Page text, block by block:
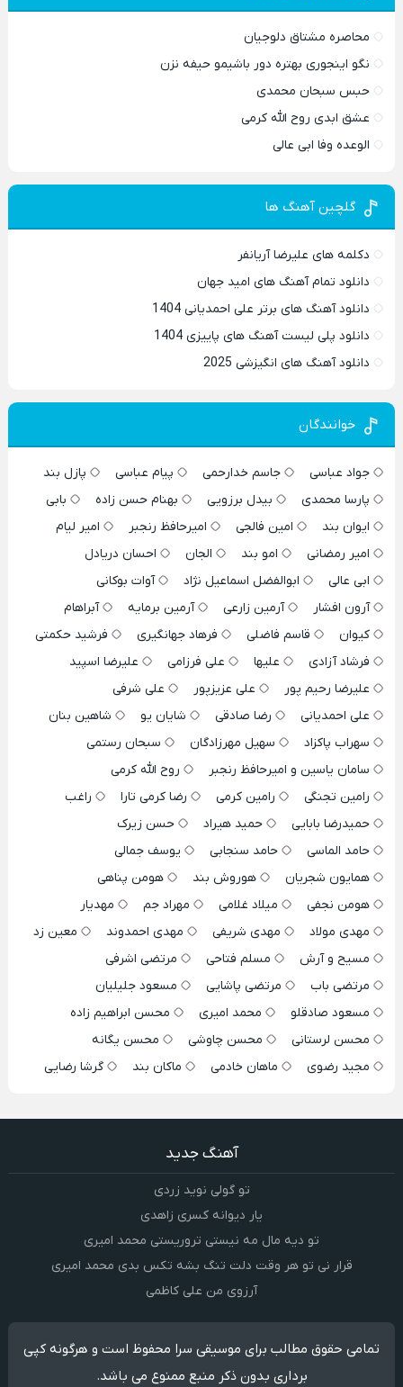
محاصره مشتاق دلوجیان
نگو اینجوری بهتره دور باشیمو حیفه نزن
حبس سبحان محمدی
عشق ابدی روح الله کرمی
الوعده وفا ابی عالی
گلچین آهنگ ها
دکلمه های علیرضا آریانفر
دانلود تمام آهنگ های امید جهان
دانلود آهنگ های برتر علی احمدیانی 1404
دانلود پلی لیست آهنگ های پاییزی 1404
دانلود آهنگ های انگیزشی 2025
خوانندگان
جواد عباسی جاسم خدارحمی پیام عباسی
پازل بند
پارسا محمدی
بیدل برزویی بهنام حسن زاده
بابی
ایوان بند
امین فالجی امیرحافظ رنجبر
امیر لیام
امیر رمضانی
امو بند الجان
احسان دریادل
ابی عالی
ابوالفضل اسماعیل نژاد
آوات بوکانی
آرون افشار
آرمین زارعی آرمین برمایه
آبراهام
کیوان
قاسم فاضلی فرهاد جهانگیری
فرشید حکمتی
فرشاد آزادی
علیها علی فرزامی
علیرضا اسپید
علیرضا رحیم پور
علی عزیزپور
علی شرفی
علی احمدیانی
رضا صادقی شایان یو
شاهین بنان
سهراب پاکزاد
سهیل مهرزادگان
سبحان رستمی
سامان یاسین و امیرحافظ رنجبر
روح الله کرمی
رامین تجنگی
رامین کرمی رضا کرمی تارا
راغب
حمیدرضا بابایی
حمید هیراد
حسن زیرک
حامد الماسی
حامد سنجابی
یوسف جمالی
همایون شجریان
هوروش بند
هومن پناهی
هومن نجفی
میلاد غلامی مهراد جم
مهدیار
مهدی مولاد
مهدی شریفی مهدی احمدوند
معین زد
مسیح و آرش
مسلم فتاحی
مرتضی اشرفی
مرتضی باب
مرتضی پاشایی
مسعود جلیلیان
مسعود صادقلو
محمد امیری
محسن ابراهیم زاده
محسن لرستانی
محسن چاوشی
محسن یگانه
مجید رضوی
ماهان خادمی ماکان بند گرشا رضایی
آهنگ جدید
تو گولی نوید زردی
یار دیوانه کسری زاهدی
تو دیه مال مه نیستی تروریستی محمد امیری
قرار نی تو هر وقت دلت تنگ بشه تکس بدی محمد امیری
آرزوی من علی کاظمی
تمامی حقوق مطالب برای موسیقی سرا محفوظ است و هرگونه کپی
برداری بدون ذکر منبع ممنوع می باشد.